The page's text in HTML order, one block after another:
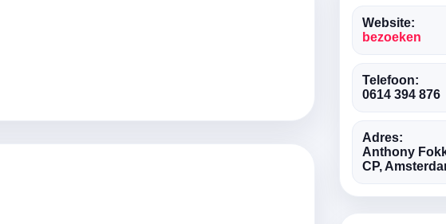
Website:
bezoeken
Telefoon:
0614 394 876
Adres:
Anthony
CP,